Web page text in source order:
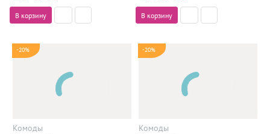
В корзину В корзину
-20%
Комоды
-20%
Комоды